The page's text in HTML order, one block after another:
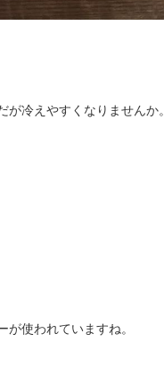
冷えやすくなりませんか。
使われていますね。